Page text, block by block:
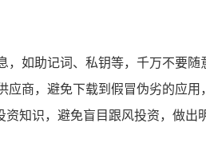
如助记词、私钥等，千万不要随
商，避免下载到假冒伪劣的应用
知识，避免盲目跟风投资，做出